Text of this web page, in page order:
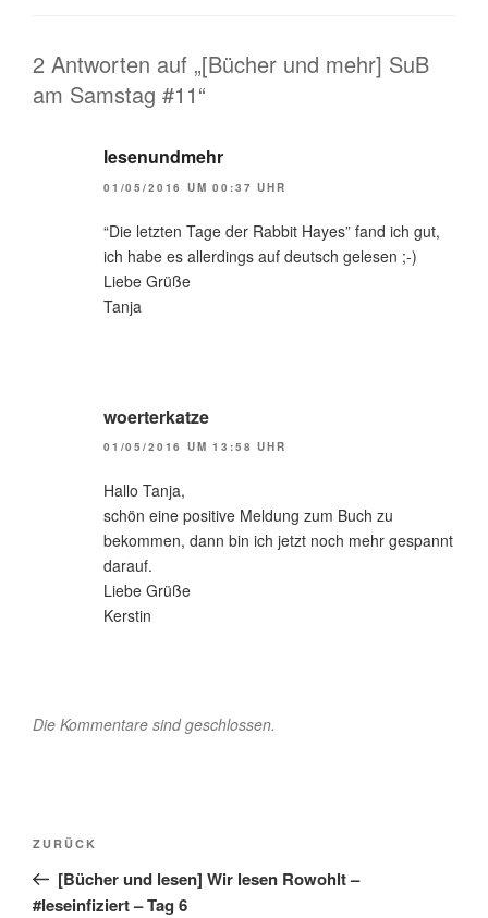
2 Antworten auf „[Bücher und mehr] SuB
am Samstag #11“
lesenundmehr
01/05/2016 UM 00:37 UHR
“Die letzten Tage der Rabbit Hayes” fand ich gut,
ich habe es allerdings auf deutsch gelesen ;-)
Liebe Grüße
Tanja
woerterkatze
01/05/2016 UM 13:58 UHR
Hallo Tanja,
schön eine positive Meldung zum Buch zu
bekommen, dann bin ich jetzt noch mehr gespannt
darauf.
Liebe Grüße
Kerstin
Die Kommentare sind geschlossen.
Beitragsnavigation
Vorheriger
Beitrag
ZURÜCK
[Bücher und lesen] Wir lesen Rowohlt –
#leseinfiziert – Tag 6